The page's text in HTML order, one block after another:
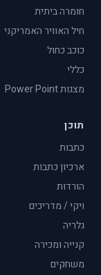
חומרה ביתית
חיל האוויר האמריקני
כוכב כחול
כללי
מצגות Power Point
תוכן
כתבות
ארכיון כתבות
הורדות
ויקי / מדריכים
גלריה
קנייה ומכירה
משחקים